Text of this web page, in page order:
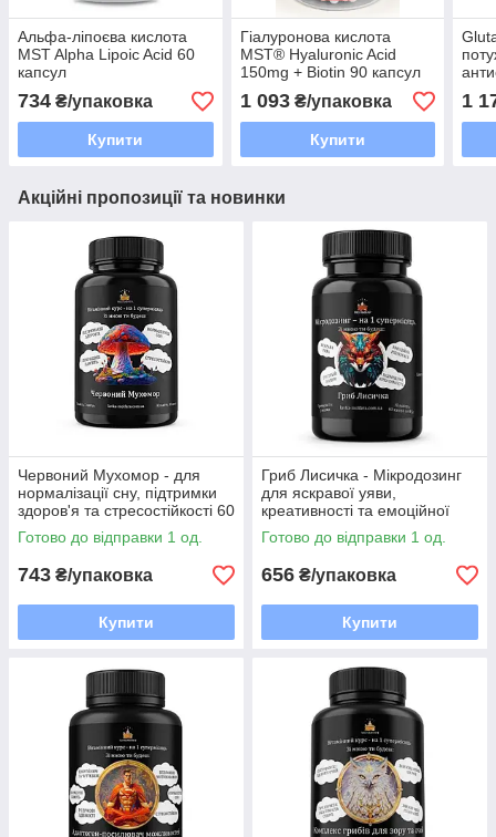
Альфа-ліпоєва кислота
MST Alpha Lipoic Acid 60
капсул
734 ₴/упаковка
Купити
Гіалуронова кислота
MST® Hyaluronic Acid
150mg + Biotin 90 капсул
1 093₴/упаковка
Купити
1
Акційні пропозиції та новинки
Червоний Мухомор - для
нормалізації сну, підтримки
здоров'я та стресостійкості 60
капсул
Готово до відправки 1 од.
743 ₴/упаковка
Купити
Гриб Лисичка - Мікродозинг
для яскравої уяви,
креативності та емоційної
рівноваги 60 капсул по 0.5 г
Готово до відправки 1 од.
656 ₴/упаковка
Купити